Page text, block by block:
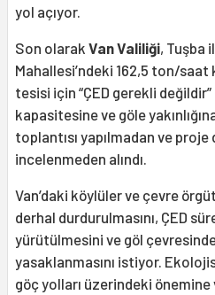
yol açıyor.
Son olarak Van Valiliği, Tuşba
Mahallesi’ndeki 162,5 ton/
tesisi için “ÇED gerekli
kapasitesine ve göle
toplantısı yapılmadan ve proje
incelenmeden alındı.
Van’daki köylüler ve çevre
derhal durdurulmasını, ÇED
yürütülmesini ve göl
yasaklanmasını istiyor.
göç yolları üzerindeki